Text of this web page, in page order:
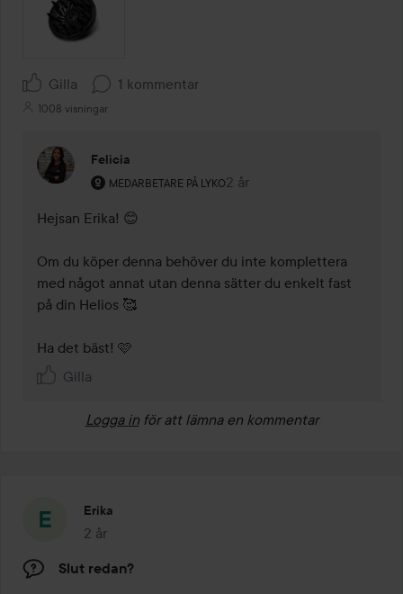
Gilla 1 kommentar
1008 visningar
Felicia
MEDARBETARE PÅ LYKO
Användarens roll: Medarbetare på Lyko.
2 år
Kommentaren lades 2 år
Hejsan Erika! 😊
Om du köper denna behöver du inte komplettera
med något annat utan denna sätter du enkelt fast
på din Helios 🥰
Ha det bäst! 🩷
Gilla
Logga in för att lämna en kommentar
Erika
2 år
Inlägget skapades 2 år
Slut redan?